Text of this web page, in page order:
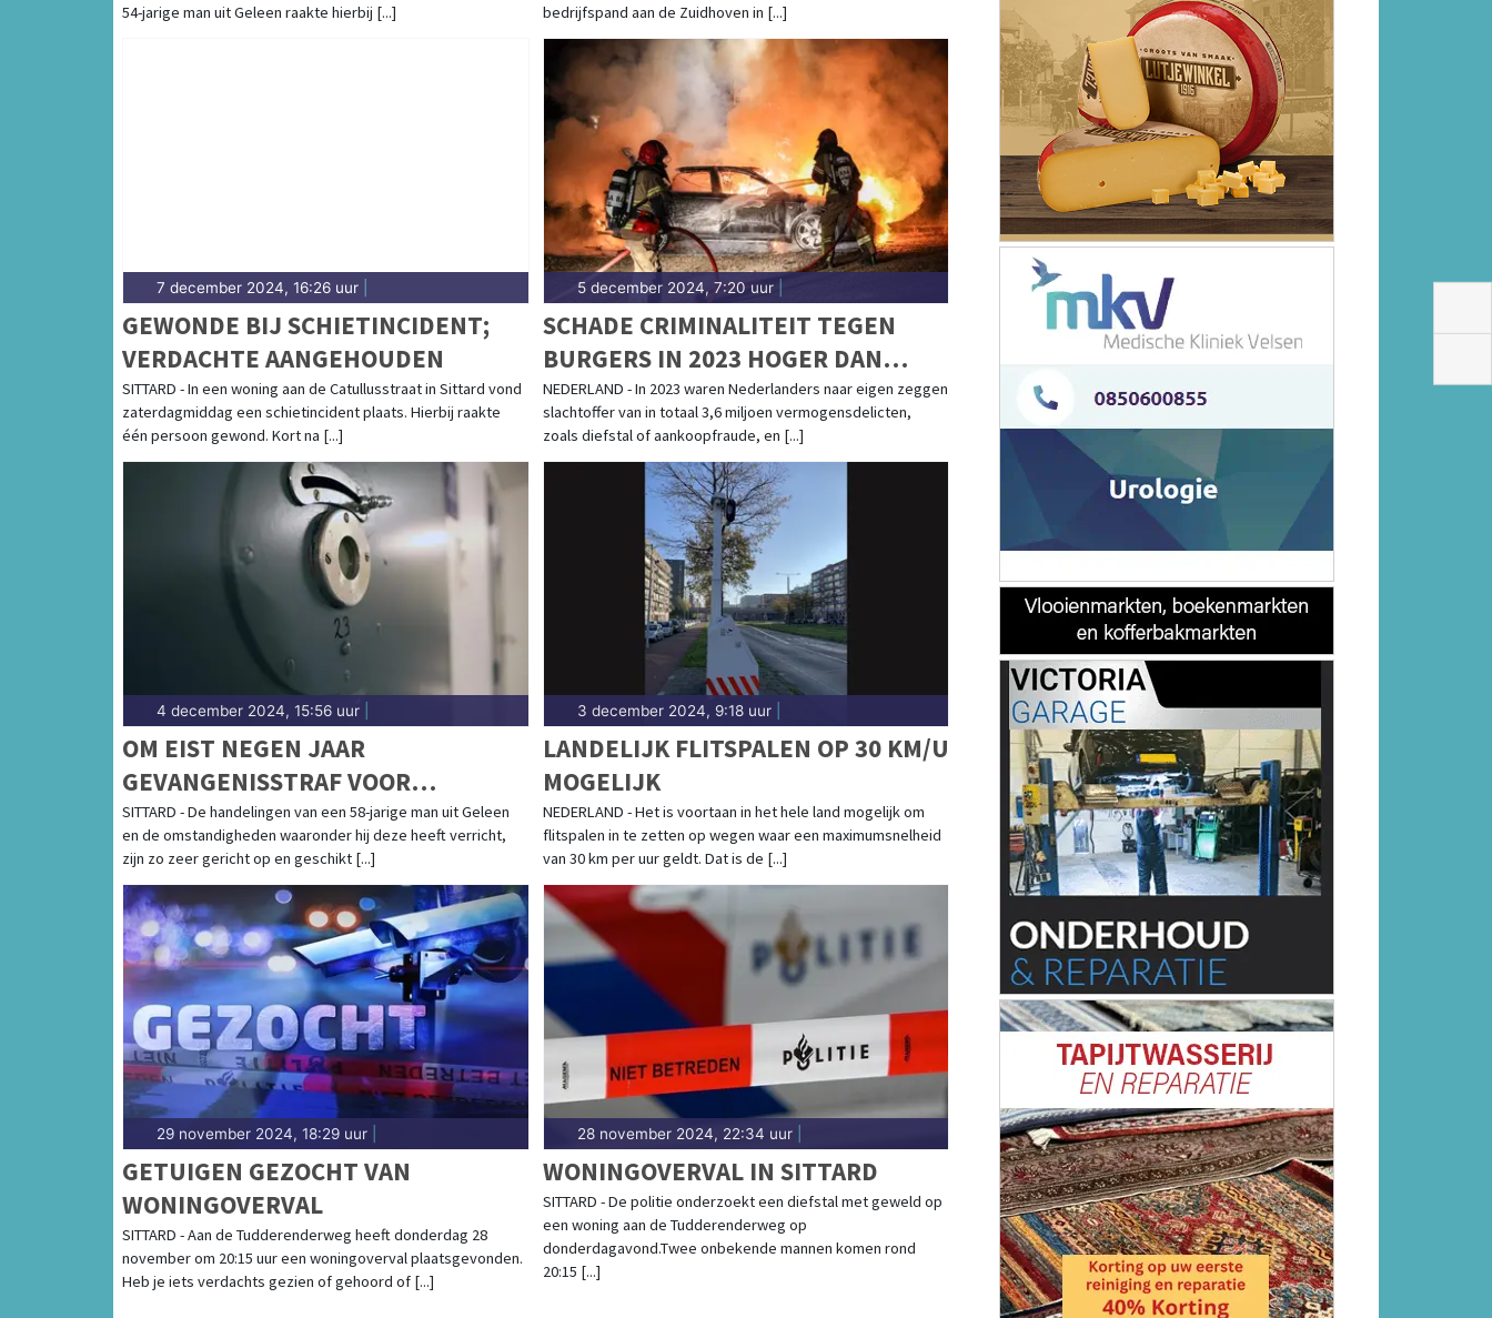
54-jarige man uit Geleen raakte hierbij [...]
bedrijfspand aan de Zuidhoven in [...]
7 december 2024, 16:26 uur
GEWONDE BIJ SCHIETINCIDENT;
VERDACHTE AANGEHOUDEN
SITTARD - In een woning aan de Catullusstraat in Sittard vond
zaterdagmiddag een schietincident plaats. Hierbij raakte
één persoon gewond. Kort na [...]
5 december 2024, 7:20 uur|
SCHADE CRIMINALITEIT TEGEN
BURGERS IN 2023 HOGER DAN
TWEE JAAR EERDER
NEDERLAND - In 2023 waren Nederlanders naar eigen zeggen
slachtoffer van in totaal 3,6 miljoen vermogensdelicten,
zoals diefstal of aankoopfraude, en [...]
4 december 2024, 15:56 uur
OM EIST NEGEN JAAR
GEVANGENISSTRAF VOOR
DOODSLAG OP MAN IN GELEEN
SITTARD - De handelingen van een 58-jarige man uit Geleen
en de omstandigheden waaronder hij deze heeft verricht,
zijn zo zeer gericht op en geschikt [...]
3 december 2024, 9:18 uur|
LANDELIJK FLITSPALEN OP 30 KM/U
MOGELIJK
NEDERLAND - Het is voortaan in het hele land mogelijk om
flitspalen in te zetten op wegen waar een maximumsnelheid
van 30 km per uur geldt. Dat is de [...]
29 november 2024, 18:29 uur
GETUIGEN GEZOCHT VAN
WONINGOVERVAL
SITTARD - Aan de Tudderenderweg heeft donderdag 28
november om 20:15 uur een woningoverval plaatsgevonden.
Heb je iets verdachts gezien of gehoord of [...]
28 november 2024, 22:34 uur|
WONINGOVERVAL IN SITTARD
SITTARD - De politie onderzoekt een diefstal met geweld op
een woning aan de Tudderenderweg op
donderdagavond.Twee onbekende mannen komen rond
20:15 [...]